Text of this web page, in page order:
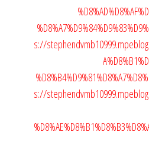
s://
s://